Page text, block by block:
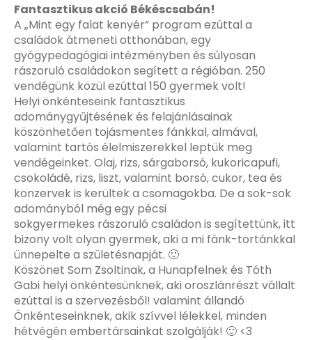
Fantasztikus akció Békéscsabán!
A „Mint egy falat kenyér” program ezúttal a
családok átmeneti otthonában, egy
gyógypedagógiai intézményben és súlyosan
rászoruló családokon segített a régióban. 250
vendégünk közül ezúttal 150 gyermek volt!
Helyi önkénteseink fantasztikus
adománygyűjtésének és felajánlásainak
köszönhetően tojásmentes fánkkal, almával,
valamint tartós élelmiszerekkel leptük meg
vendégeinket. Olaj, rizs, sárgaborsó, kukoricapufi,
csokoládé, rizs, liszt, valamint borsó, cukor, tea és
konzervek is kerültek a csomagokba. De a sok-sok
adományból még egy pécsi
sokgyermekes rászoruló családon is segítettünk, itt
bizony volt olyan gyermek, aki a mi fánk-tortánkkal
ünnepelte a születésnapját. 🙂
Köszönet Som Zsoltinak, a Hunapfelnek és Tóth
Gabi helyi önkéntesünknek, aki oroszlánrészt vállalt
ezúttal is a szervezésből! valamint állandó
Önkénteseinknek, akik szívvel lélekkel, minden
hétvégén embertársainkat szolgálják! 🙂 <3